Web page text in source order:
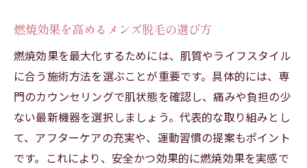
燃焼効果を高めるメンズ脱毛の選び方
燃焼効果を最大化するためには、肌質やライフスタイル
に合う施術方法を選ぶことが重要です。具体的には、専
門のカウンセリングで肌状態を確認し、痛みや負担の少
ない最新機器を選択しましょう。代表的な取り組みとし
て、アフターケアの充実や、運動習慣の提案もポイント
です。これにより、安全かつ効果的に燃焼効果を実感で